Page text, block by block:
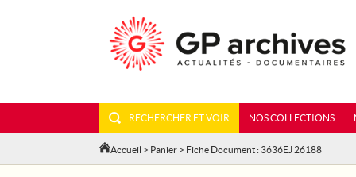
RECHERCHER ET VOIR NOS COLLECTIONS
Accueil > Panier > Fiche Document : 3636EJ 26188